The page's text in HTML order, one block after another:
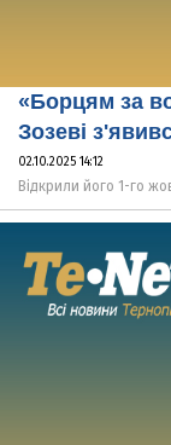
«Борцям за
Зозеві
02.10.2025 14:12
Відкрили його 1-го